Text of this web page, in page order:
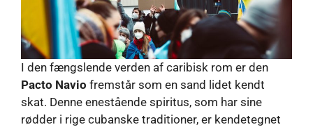
I den fængslende verden af ​​caribisk rom er den
Pacto Navio fremstår som en sand lidet kendt
skat. Denne enestående spiritus, som har sine
rødder i rige cubanske traditioner, er kendetegnet